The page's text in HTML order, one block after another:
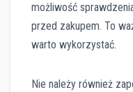
możliwość
przed zakupem. To
warto wykorzystać.
Nie należy również